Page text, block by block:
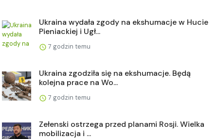
Ukraina wydała zgody na ekshumacje w Hucie
Pieniackiej i Ugł...
7 godzin temu
Ukraina zgodziła się na ekshumacje. Będą
kolejna prace na Wo...
7 godzin temu
Zełenski ostrzega przed planami Rosji. Wielka
mobilizacja i ...